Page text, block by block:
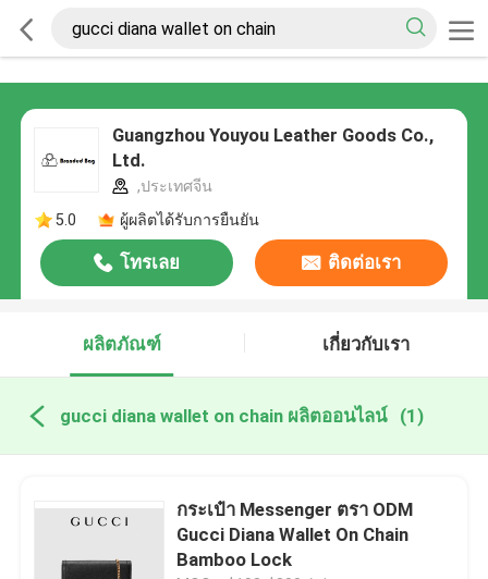
Guangzhou Youyou Leather Goods Co.,
Ltd.
,ประเทศจีน
5.0
ผู้ผลิตได้รับการยืนยัน
โทรเลย ติดต่อเรา
ผลิตภัณฑ์ เกี่ยวกับเรา
gucci diana wallet on chain ผลิตออนไลน์ (1)
กระเป๋า Messenger ตรา ODM
Gucci Diana Wallet On Chain
Bamboo Lock